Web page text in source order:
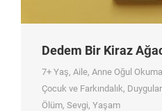
Dedem Bir Kiraz
7+ Yaş, Aile, Anne Oğul
Çocuk ve Farkındalık, Duygular
Ölüm, Sevgi, Yaşam